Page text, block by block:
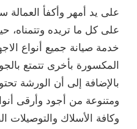
على يد أمهر وأكفأ
على كل ما تريده
خدمة صيانة جميع أنواع
المكسورة بأخرى تتمتع
بالإضافة إلى أن الورشة
ومتنوعة من أجود وأرقى
وكافة الأسلاك والتوصيلات